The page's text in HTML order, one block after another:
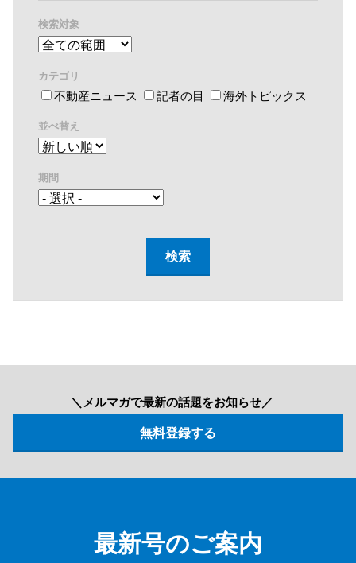
検索対象
カテゴリ
不動産ニュース 記者の目 海外トピックス
並べ替え
期間
＼メルマガで最新の話題をお知らせ／
最新号のご案内